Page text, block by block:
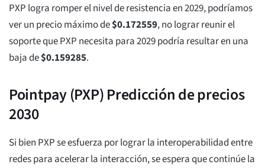
PXP logra romper el nivel de resistencia en 2029, podríamos
ver un precio máximo de$0.172559, no lograr reunir el
soporte que PXP necesita para 2029 podría resultar en una
baja de$0.159285.
Pointpay (PXP) Predicción de precios
2030
Si bien PXP se esfuerza por lograr la interoperabilidad entre
redes para acelerar la interacción, se espera que continúe la